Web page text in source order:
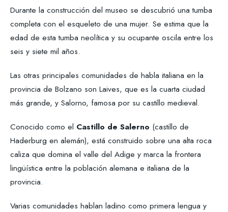
Durante la construcción del museo se descubrió una tumba
completa con el esqueleto de una mujer. Se estima que la
edad de esta tumba neolítica y su ocupante oscila entre los
seis y siete mil años.
Las otras principales comunidades de habla italiana en la
provincia de Bolzano son Laives, que es la cuarta ciudad
más grande, y Salorno, famosa por su castillo medieval.
Conocido como el Castillo de Salerno (castillo de
Haderburg en alemán), está construido sobre una alta roca
caliza que domina el valle del Adige y marca la frontera
lingüística entre la población alemana e italiana de la
provincia.
Varias comunidades hablan ladino como primera lengua y